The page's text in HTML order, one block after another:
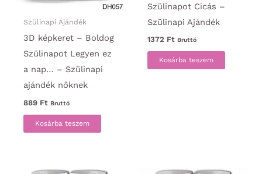
Szülinapi Ajándék
3D képkeret – Boldog
Szülinapot Legyen ez
a nap… – Szülinapi
ajándék nőknek
889 Ft Bruttó
Kosárba teszem
Szülinapot Cicás –
Szülinapi Ajándék
1372 Ft Bruttó
Kosárba teszem